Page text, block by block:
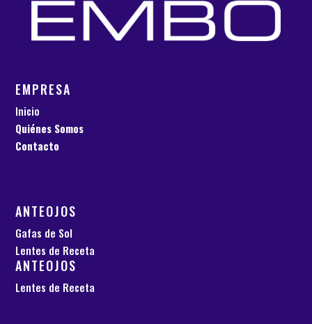
EMPRESA
Inicio
Quiénes Somos
Contacto
ANTEOJOS
Gafas de Sol
Lentes de Receta
ANTEOJOS
Lentes de Receta